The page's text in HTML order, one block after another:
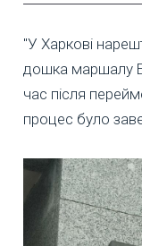
"У Харкові
дошка маршалу
час після
процес було